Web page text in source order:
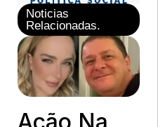
Noticias
Relacionadas.